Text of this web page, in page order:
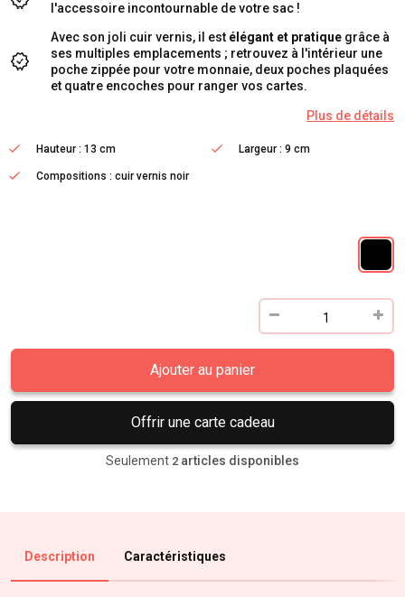
l'accessoire incontournable de votre sac !
Avec son joli cuir vernis, il est élégant et pratique grâce à
ses multiples emplacements ; retrouvez à l'intérieur une
poche zippée pour votre monnaie, deux poches plaquées
et quatre encoches pour ranger vos cartes.
Plus de détails
Hauteur : 13 cm Largeur : 9 cm
Compositions : cuir vernis noir
Ajouter au panier
Offrir une carte cadeau
Seulement 2 articles disponibles
Description Caractéristiques